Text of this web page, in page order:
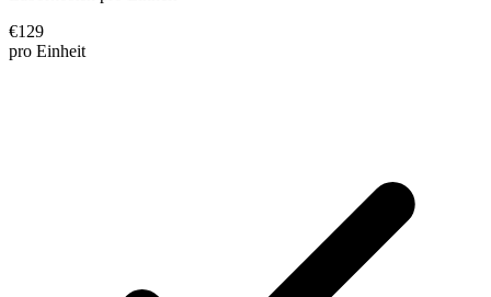
€129
pro Einheit